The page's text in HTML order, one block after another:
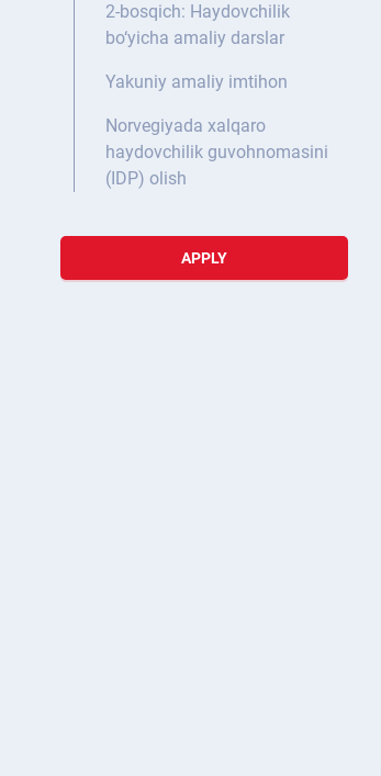
2-bosqich: Haydovchilik
bo‘yicha amaliy darslar
Yakuniy amaliy imtihon
Norvegiyada xalqaro
haydovchilik guvohnomasini
(IDP) olish
APPLY